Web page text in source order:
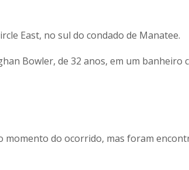
East, no sul do condado de Manatee.
Bowler, de 32 anos, em um
momento do ocorrido, mas foram